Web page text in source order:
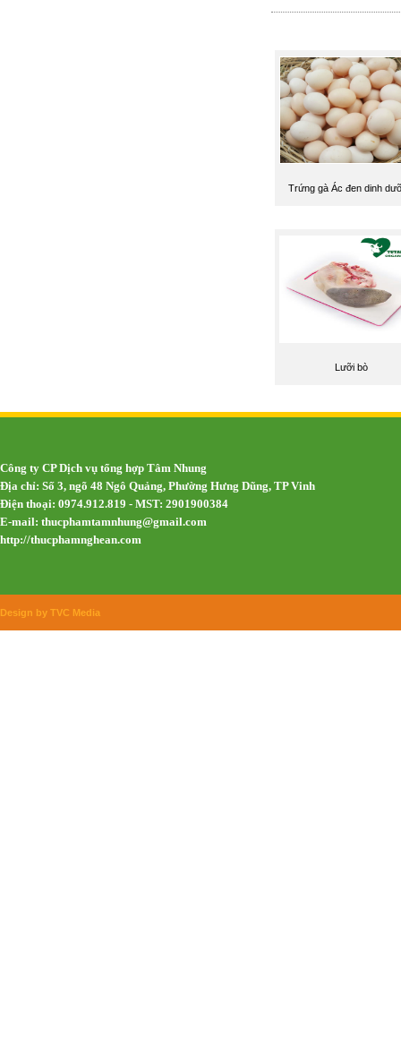
Trứng gà Ác đen dinh
Lưỡi bò
Công ty CP Dịch vụ tổng hợp Tâm Nhung
Địa chỉ: Số 3, ngõ 48 Ngô Quảng, Phường Hưng Dũng, TP Vinh
Điện thoại: 0974.912.819 - MST: 2901900384
E-mail: thucphamtamnhung@gmail.com
http://thucphamnghean.com
Design by TVC Media